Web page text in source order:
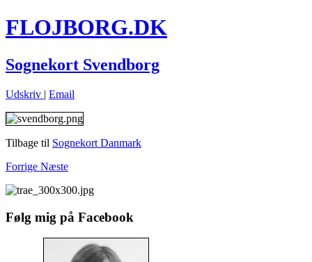
FLOJBORG.DK
Sognekort Svendborg
Udskriv | Email
Tilbage til Sognekort Danmark
Forrige Næste
Følg mig på Facebook